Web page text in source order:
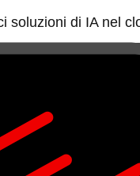
soluzioni di IA nel